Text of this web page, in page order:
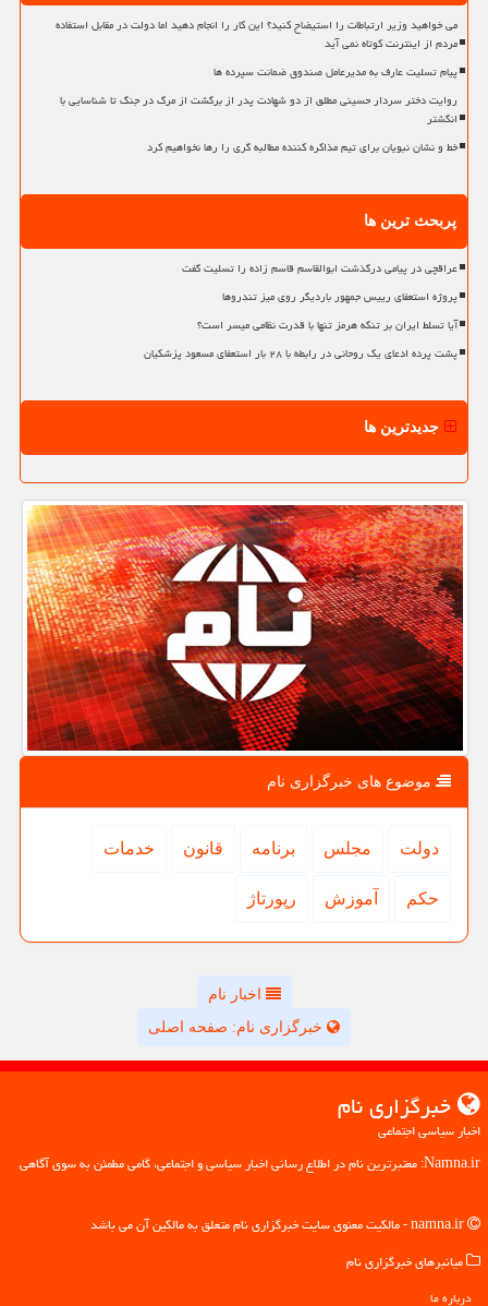
می خواهید وزیر ارتباطات را استیضاح کنید؟ این کار را انجام دهید اما دولت در مقابل استفاده
مردم از اینترنت کوتاه نمی آید
پیام تسلیت عارف به مدیرعامل صندوق ضمانت سپرده ها
روایت دختر سردار حسینی مطلق از دو شهادت پدر از برگشت از مرگ در جنگ تا شناسایی با
انگشتر
خط و نشان نبویان برای تیم مذاکره کننده مطالبه گری را رها نخواهیم کرد
پربحث ترین ها
عراقچی در پیامی درگذشت ابوالقاسم قاسم زاده را تسلیت گفت
پروژه استعفای رییس جمهور باردیگر روی میز تندروها
آیا تسلط ایران بر تنگه هرمز تنها با قدرت نظامی میسر است؟
پشت پرده ادعای یک روحانی در رابطه با ۲۸ بار استعفای مسعود پزشکیان
جدیدترین ها
موضوع های خبرگزاری نام
دولت مجلس برنامه قانون خدمات
حكم آموزش رپورتاژ
اخبار نام
خبرگزاری نام: صفحه اصلی
خبرگزاری نام
اخبار سیاسی اجتماعی
Namna.ir: معتبرترین نام در اطلاع رسانی اخبار سیاسی و اجتماعی، گامی مطمئن به سوی آگاهی
میانبرهای خبرگزاری نام
درباره ما